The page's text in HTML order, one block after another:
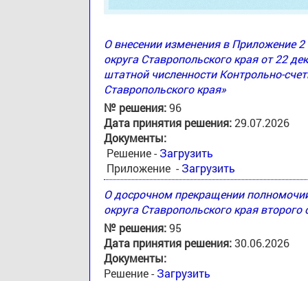
О внесении изменения в Приложение
округа Ставропольского края от 22
штатной численности Контрольно-
Ставропольского края»
№ решения:96
Дата принятия решения:29.07.2026
Документы:
Решение - Загрузить
Приложение - Загрузить
О досрочном прекращении
округа Ставропольского края
№ решения:95
Дата принятия решения:30.06.2026
Документы:
Решение - Загрузить